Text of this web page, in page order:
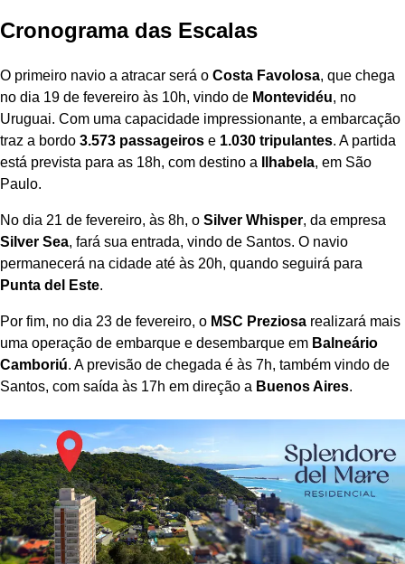
Cronograma das Escalas
O primeiro navio a atracar será o Costa Favolosa, que chega
no dia 19 de fevereiro às 10h, vindo de Montevidéu, no
Uruguai. Com uma capacidade impressionante, a embarcação
traz a bordo 3.573 passageiros e 1.030 tripulantes. A partida
está prevista para as 18h, com destino a
Ilhabela, em São
Paulo.
No dia 21 de fevereiro, às 8h, o Silver Whisper, da empresa
Silver Sea, fará sua entrada, vindo de Santos. O navio
permanecerá na cidade até às 20h, quando seguirá para
Punta del Este.
Por fim, no dia 23 de fevereiro, o MSC Preziosa realizará mais
uma operação de embarque e desembarque em Balneário
Camboriú. A previsão de chegada é às 7h, também vindo de
Santos, com saída às 17h em direção a Buenos Aires.